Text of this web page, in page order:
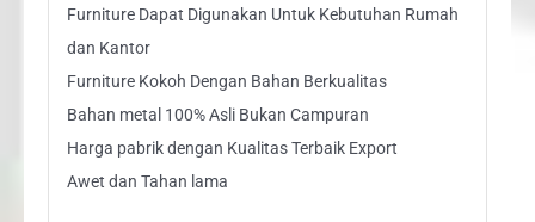
Furniture Dapat Digunakan Untuk Kebutuhan Rumah
dan Kantor
Furniture Kokoh Dengan Bahan Berkualitas
Bahan metal 100% Asli Bukan Campuran
Harga pabrik dengan Kualitas Terbaik Export
Awet dan Tahan lama